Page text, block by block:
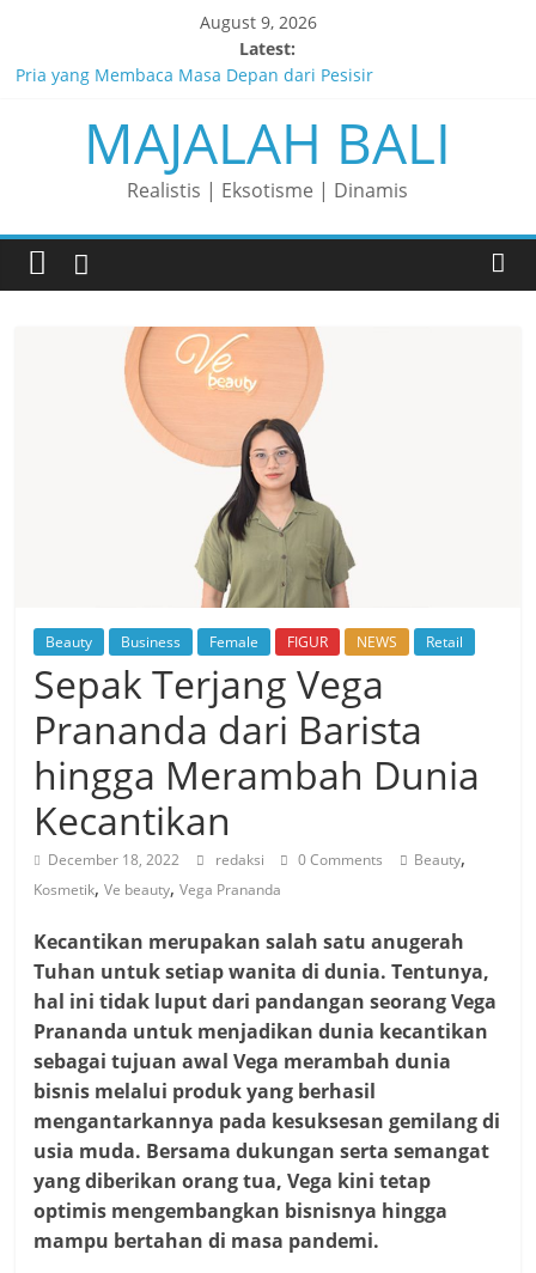
content
August 9, 2026
Latest:
Pria yang Membaca Masa Depan dari Pesisir
Membaca Peluang, Menaklukkan Tantangan, dan Membangun
Bisnis Peternakan yang Berkelanjutan
Lelaki yang Mengubah Garis Menjadi Masa Depan
Matahari yang Lahir di Pulau Dewata
Perjalanan Panjang di Balik Rasa yang Dicintai Banyak Orang
MAJALAH BALI
Realistis | Eksotisme | Dinamis
Beauty Business Female FIGUR NEWS Retail
Sepak Terjang Vega
Prananda dari Barista
hingga Merambah Dunia
Kecantikan
December 18, 2022 redaksi 0 Comments Beauty,
Kosmetik,Ve beauty,Vega Prananda
Kecantikan merupakan salah satu anugerah
Tuhan untuk setiap wanita di dunia. Tentunya,
hal ini tidak luput dari pandangan seorang Vega
Prananda untuk menjadikan dunia kecantikan
sebagai tujuan awal Vega merambah dunia
bisnis melalui produk yang berhasil
mengantarkannya pada kesuksesan gemilang di
usia muda. Bersama dukungan serta semangat
yang diberikan orang tua, Vega kini tetap
optimis mengembangkan bisnisnya hingga
mampu bertahan di masa pandemi.